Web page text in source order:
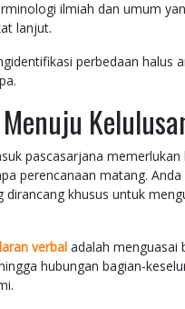
ilmiah dan umum
lanjut.
perbedaan halus
pascasarjana
perencanaan matang.
dirancang khusus untuk
verbal adalah menguasai
hubungan bagian-